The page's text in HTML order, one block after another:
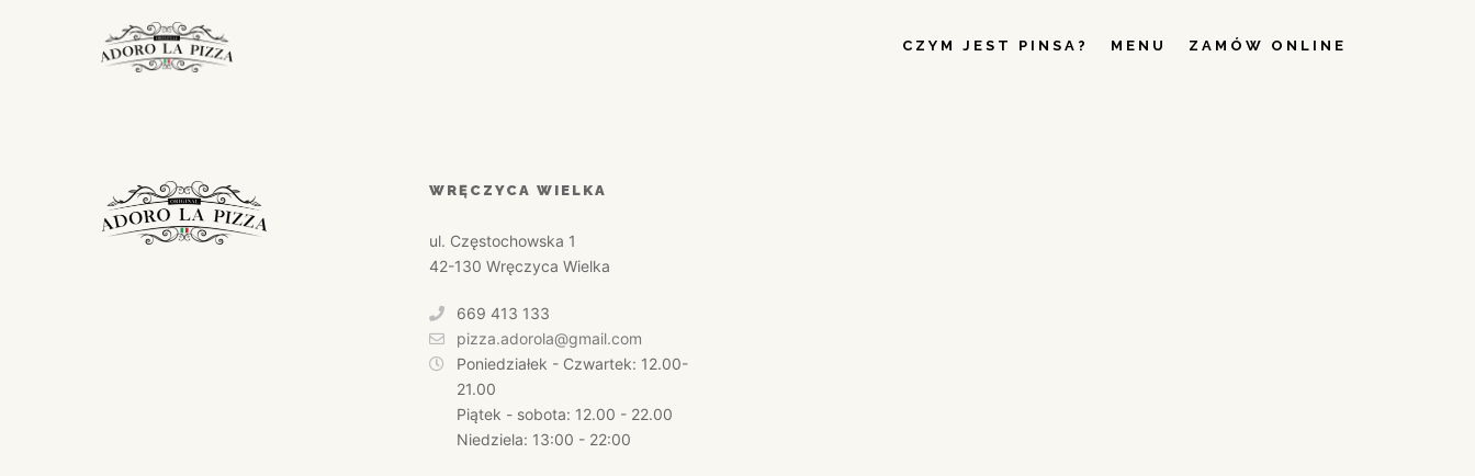
CZYM JEST PINSA? MENU ZAMÓW ONLINE
WRĘCZYCA WIELKA
ul. Częstochowska 1
42-130 Wręczyca Wielka
669 413 133
pizza.adorola@gmail.com
Poniedziałek - Czwartek: 12.00-
21.00
Piątek - sobota: 12.00 - 22.00
Niedziela: 13:00 - 22:00